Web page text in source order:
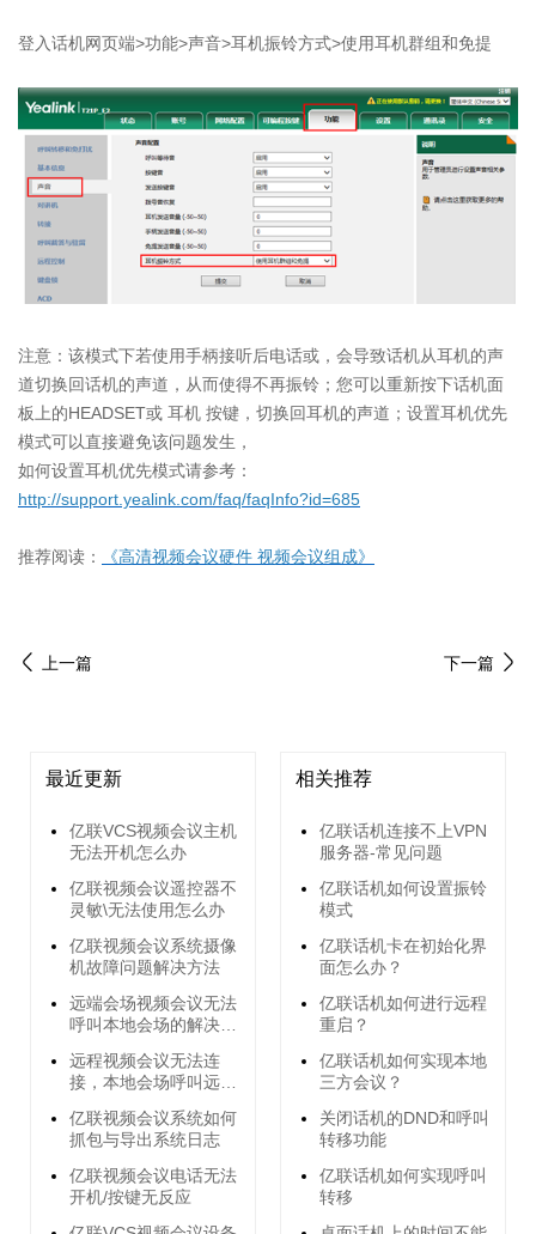
登入话机网页端>功能>声音>耳机振铃方式>使用耳机群组和免提
注意：该模式下若使用手柄接听后电话或，会导致话机从耳机的声
道切换回话机的声道，从而使得不再振铃；您可以重新按下话机面
板上的HEADSET或 耳机 按键，切换回耳机的声道；设置耳机优先
模式可以直接避免该问题发生，
如何设置耳机优先模式请参考：
http://support.yealink.com/faq/faqInfo?id=685
推荐阅读： 《高清视频会议硬件 视频会议组成》
上一篇 下一篇
最近更新
亿联VCS视频会议主机
无法开机怎么办
亿联视频会议遥控器不
灵敏\无法使用怎么办
亿联视频会议系统摄像
机故障问题解决方法
远端会场视频会议无法
呼叫本地会场的解决方
远程视频会议无法连
接，本地会场呼叫远端
亿联视频会议系统如何
抓包与导出系统日志
亿联视频会议电话无法
开机/按键无反应
相关推荐
亿联话机连接不上VPN
服务器-常见问题
亿联话机如何设置振铃
模式
亿联话机卡在初始化界
面怎么办？
亿联话机如何进行远程
重启？
亿联话机如何实现本地
三方会议？
关闭话机的DND和呼叫
转移功能
亿联话机如何实现呼叫
转移